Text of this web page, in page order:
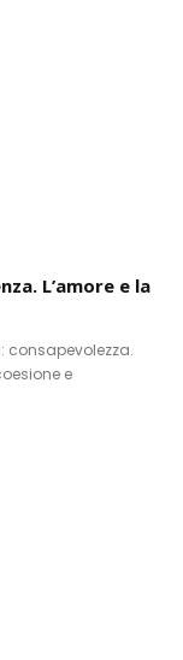
L’amore e la
consapevolezza.
e